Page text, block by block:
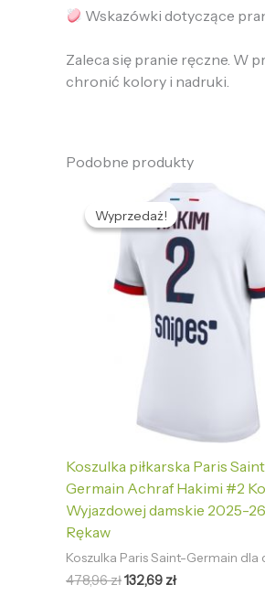
Wskazówki dotyczące
Zaleca się pranie ręczne. W
chronić kolory i nadruki.
Podobne produkty
Wyprzedaż!
Wyprzedaż!
Koszulka piłkarska Paris
Germain Achraf Hakimi #2
Wyjazdowej damskie 2025-
Rękaw
Koszulka Paris Saint-Germain dla
478,96zł
Pierwotna
cena
wynosiła:
478,96 zł.
132,69 zł
cena
wynosi:
132,69 zł.